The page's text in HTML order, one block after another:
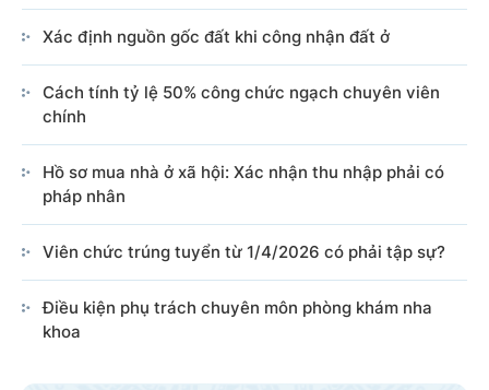
Xác định nguồn gốc đất khi công nhận đất ở
Cách tính tỷ lệ 50% công chức ngạch chuyên viên
chính
Hồ sơ mua nhà ở xã hội: Xác nhận thu nhập phải có
pháp nhân
Viên chức trúng tuyển từ 1/4/2026 có phải tập sự?
Điều kiện phụ trách chuyên môn phòng khám nha
khoa